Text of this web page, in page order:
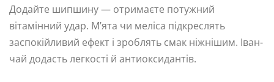
Додайте шипшину — отримаєте потужний
вітамінний удар. М’ята чи мелісa підкреслять
заспокійливий ефект і зроблять смак ніжнішим. Іван-
чай додасть легкості й антиоксидантів.